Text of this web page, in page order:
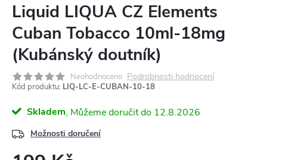
Liquid LIQUA CZ Elements
Cuban Tobacco 10ml-18mg
(Kubánský doutník)
Neohodnoceno Podrobnosti hodnocení
Kód produktu: LIQ-LC-E-CUBAN-10-18
Skladem 12.8.2026
Možnosti doručení